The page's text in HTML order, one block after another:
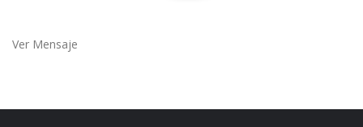
Ver Mensaje